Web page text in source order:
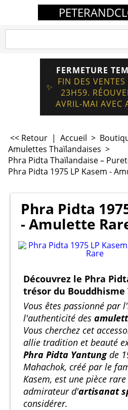
✨
FERMETURE
FIN DES
23H59.
AVRIL-MAI AVEC
<< Retour | Accueil >
Amulettes Thaïlandaises >
Phra Pidta Thaïlandaise –
Phra Pidta 1975 LP Kasem -
Phra Pidta
- Amulette
Découvrez le Phra
trésor du
Vous êtes passionné par
l'authenticité des
Vous cherchez cet
allie tradition et beauté
Phra Pidta Yantungde
Mahachok, créé par le
Kasem, est une pièce
admirateur d'artisanat
considérer.